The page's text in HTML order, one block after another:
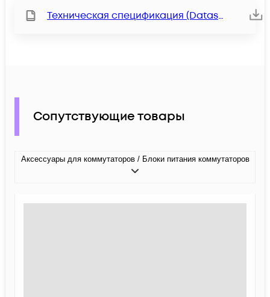
Техническая спецификация (Datasheet)
Сопутствующие товары
Аксессуары для коммутаторов / Блоки питания коммутаторов